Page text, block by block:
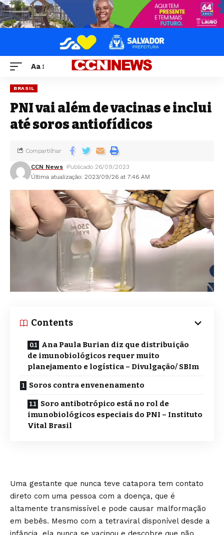
Aa
BRASIL
PNI vai além de vacinas e inclui
até soros antiofídicos
Última atualização: 2023/09/26 at 7:46 AM
CCN News Publicado 26/09/2023
Compartilhar
Contents
Ana Paula Burian diz que distribuição
de imunobiológicos requer muito
planejamento e logística – Divulgação/ SBIm
Soros contra envenenamento
Soro antibotrópico está no rol de
imunobiológicos especiais do PNI – Instituto
Vital Brasil
Uma gestante que nunca teve catapora tem contato
direto com uma pessoa com a doença, que é
altamente transmissível e pode causar malformação
em bebês. Mesmo com a tetraviral disponível desde a